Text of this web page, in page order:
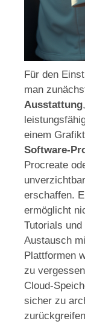
Für den
man
Ausstattung
einem
Software-
Procreate
erschaffen.
ermöglicht
Tutorials
Austausch
Plattformen
zu
Cloud-
sicher zu